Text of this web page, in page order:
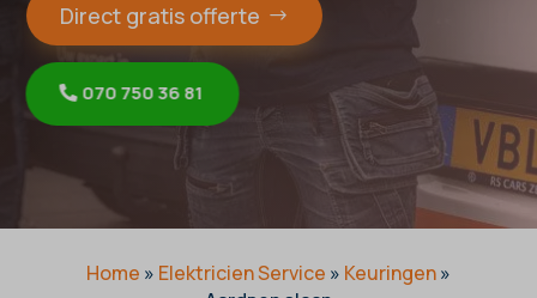
Direct gratis offerte
070 750 36 81
Home » Elektricien Service » Keuringen»